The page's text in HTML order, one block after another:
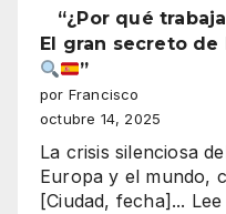
“¿Por qué
El gran secreto
”
por Francisco
octubre 14, 2025
La crisis silenciosa
Europa y el mundo,
[Ciudad, fecha]...